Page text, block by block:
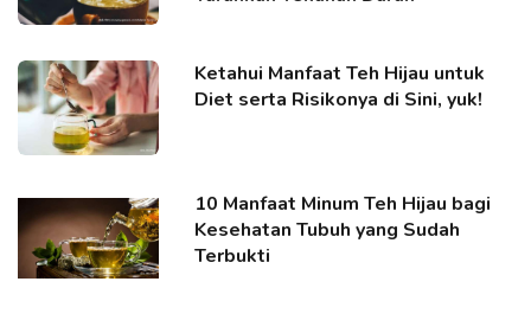
Ketahui Manfaat Teh Hijau untuk
Diet serta Risikonya di Sini, yuk!
10 Manfaat Minum Teh Hijau bagi
Kesehatan Tubuh yang Sudah
Terbukti